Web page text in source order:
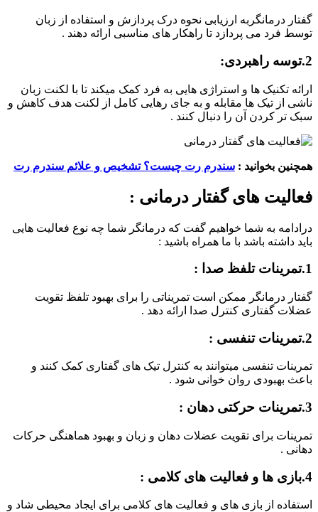
گفتار درمانگربه ارزیابی نحوه درک پردازش و استفاده از زبان
توسط فرد می پردازد تا راهکار های مناسبی ارائه دهند .
2.توسه راهبردی:
ارائه تکنیک ها و استراژی هایی به فرد کمک میکند تا با لکنت زبان
ناشی از تیک ها مقابله و به جای رهایی کامل از لکنت هدف کاهش و
سبک تر کردن آن را دنبال کنند .
همچنین بخوانید : سندرم رت چیست؟ تشخیص و علائم سندرم رت
فعالیت های گفتار درمانی :
درادامه به شما خواهیم گفت که درمانگر شما چه نوع فعالیت هایی
باید داشته باشد با ما همراه باشید :
1.تمرینات تلفظ صدا :
گفتار درمانگر ممکن است تمریناتی را برای بهبود تلفظ تقویت
عضلات گفتاری کنترل صدا ارائه دهد .
2.تمرینات تنفسی :
تمرینات تنفسی میتوانند به کنترل تیک های گفتاری کمک کنند و
باعث بهبودی روان خوانی شود .
3.تمرینات حرکتی دهان :
تمرینات برای تقویت عضلات دهان و زبان و بهبود هماهنگی حرکات
دهانی .
4.بازی ها و فعالیت های کلامی :
استفاده از بازی های و فعالیت های کلامی برای ایجاد محیطی شاد و